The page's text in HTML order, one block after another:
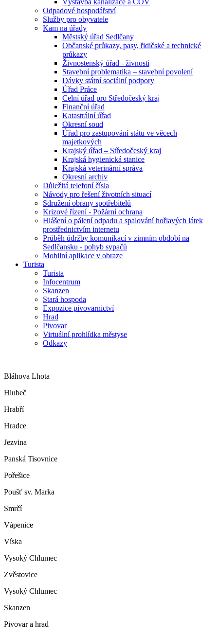
Výstavba kanalizace a ČOV
Odpadové hospodářství
Služby pro obyvatele
Kam na úřady
Městský úřad Sedlčany
Občanské průkazy, pasy, řidičské a technické
průkazy
Živnostenský úřad - živnosti
Stavební problematika – stavební povolení
Dávky státní sociální podpory
Úřad Práce
Celní úřad pro Středočeský kraj
Finanční úřad
Katastrální úřad
Okresní soud
Úřad pro zastupování státu ve věcech
majetkových
Krajský úřad – Středočeský kraj
Krajská hygienická stanice
Krajská veterinární správa
Okresní archiv
Důležitá telefoní čísla
Návody pro řešení životních situací
Sdružení obrany spotřebitelů
Krizové řízení - Požární ochrana
Hlášení o pálení odpadu a spalování hořlavých látek
prostřednictvím internetu
Průběh údržby komunikací v zimním období na
Sedlčansku - pohyb sypačů
Mobilní aplikace v obraze
Turista
Turista
Infocentrum
Skanzen
Stará hospoda
Expozice pivovarnictví
Hrad
Pivovar
Virtuální prohlídka městyse
Odkazy
Bláhova Lhota
Hlubeč
Hrabří
Hradce
Jezvina
Panská Tisovnice
Pořešice
Poušť sv. Marka
Smrčí
Vápenice
Víska
Vysoký Chlumec
Zvěstovice
Vysoký Chlumec
Skanzen
Pivovar a hrad